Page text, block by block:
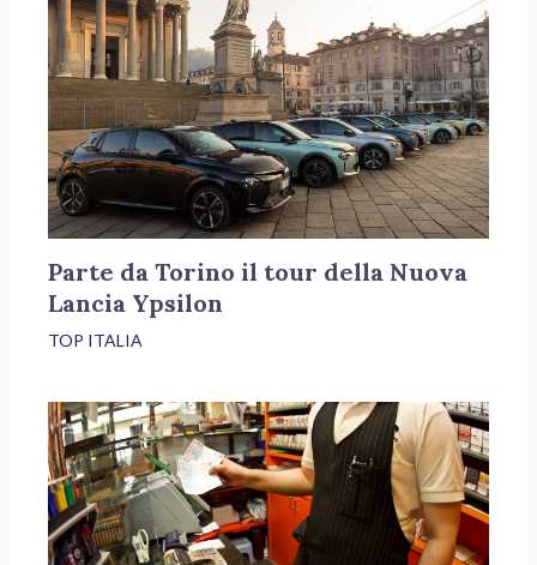
Parte da Torino il tour della Nuova
Lancia Ypsilon
TOP ITALIA